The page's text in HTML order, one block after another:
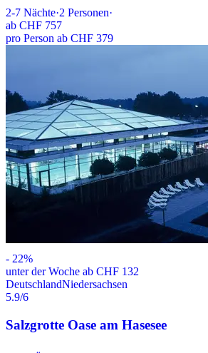
2-7 Nächte·2 Personen·
ab CHF 757
pro Person ab CHF 379
- 22%
unter der Woche ab CHF 132
DeutschlandNiedersachsen
5.9/6
Salzgrotte Oase am Hasesee